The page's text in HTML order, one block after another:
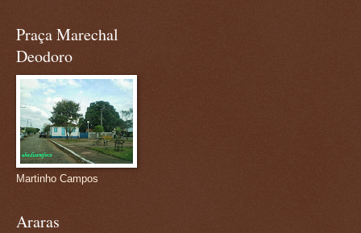
Praça Marechal
Deodoro
Martinho Campos
Araras